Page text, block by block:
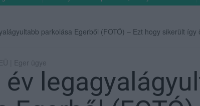
parkolása Egerből (FOTÓ) – Ezt hogy sikerült így
| Eger ügye
év